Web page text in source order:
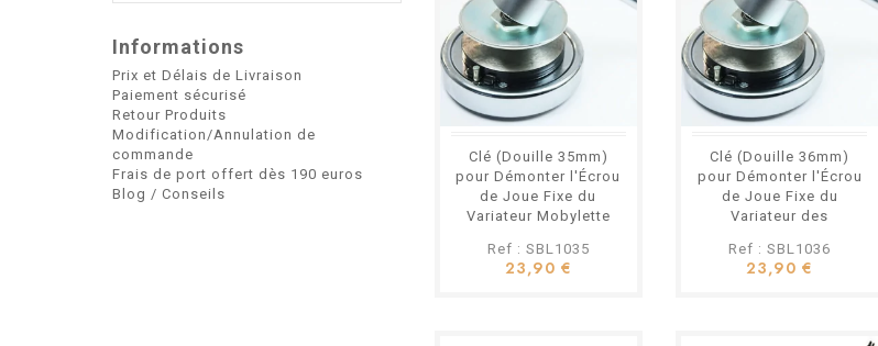
Informations
Prix et Délais de Livraison
Paiement sécurisé
Retour Produits
Modification/Annulation de
commande
Frais de port offert dès 190 euros
Blog / Conseils
Clé (Douille 35mm)
pour Démonter l'Écrou
de Joue Fixe du
Variateur Mobylette
Ref : SBL1035
23,90 €
Clé (Douille 36mm)
pour Démonter l'Écrou
de Joue Fixe du
Variateur des
Motobécane
Ref : SBL1036
23,90 €